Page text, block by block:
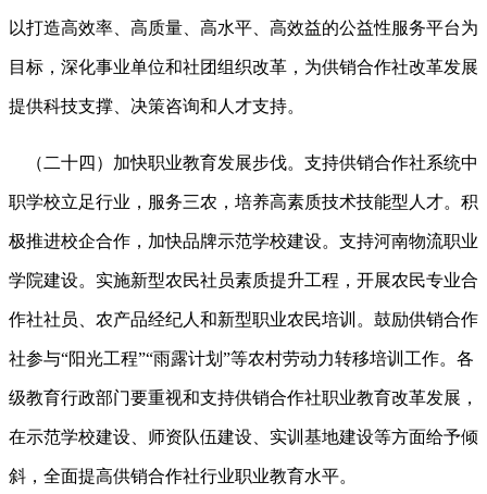
以打造高效率、高质量、高水平、高效益的公益性服务平台为
目标，深化事业单位和社团组织改革，为供销合作社改革发展
提供科技支撑、决策咨询和人才支持。
（二十四）加快职业教育发展步伐。支持供销合作社系统中
职学校立足行业，服务三农，培养高素质技术技能型人才。积
极推进校企合作，加快品牌示范学校建设。支持河南物流职业
学院建设。实施新型农民社员素质提升工程，开展农民专业合
作社社员、农产品经纪人和新型职业农民培训。鼓励供销合作
社参与“阳光工程”“雨露计划”等农村劳动力转移培训工作。各
级教育行政部门要重视和支持供销合作社职业教育改革发展，
在示范学校建设、师资队伍建设、实训基地建设等方面给予倾
斜，全面提高供销合作社行业职业教育水平。